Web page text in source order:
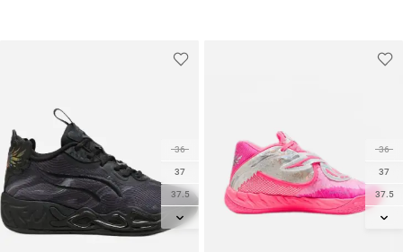
36
37
37.5
38
36
37
37.5
38